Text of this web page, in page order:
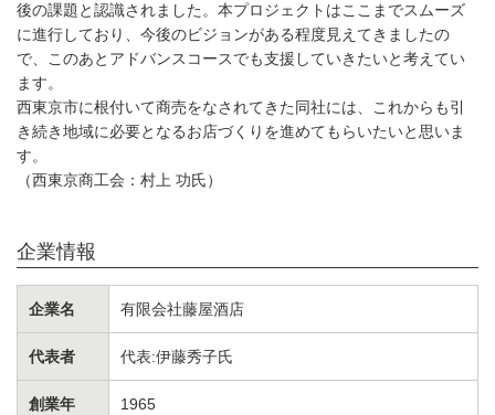
後の課題と認識されました。本プロジェクトはここまでスムーズ
に進行しており、今後のビジョンがある程度見えてきましたの
で、このあとアドバンスコースでも支援していきたいと考えてい
ます。
西東京市に根付いて商売をなされてきた同社には、これからも引
き続き地域に必要となるお店づくりを進めてもらいたいと思いま
す。
（西東京商工会：村上 功氏）
企業情報
企業名 有限会社藤屋酒店
代表者 代表:伊藤秀子氏
創業年 1965